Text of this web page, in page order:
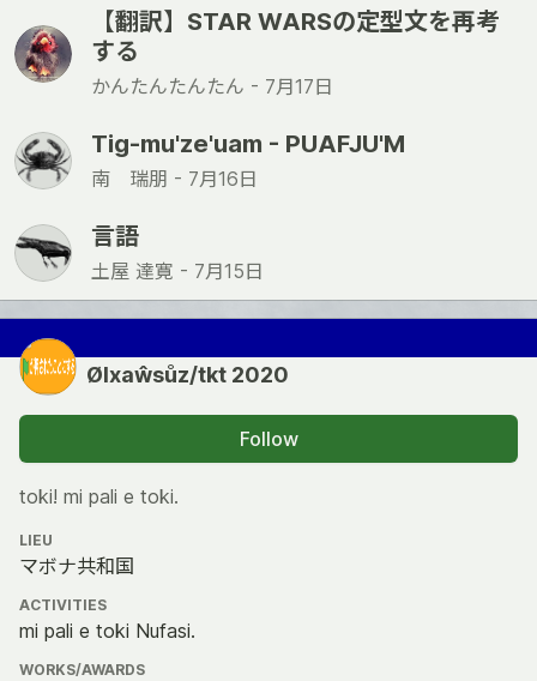
【翻訳】STAR WARSの定型文を再考
する
かんたんたんたん - 7月17日
Тig-mu'ze'uam - PUAFJU'M
南 瑞朋 - 7月16日
言語
土屋 達寛 - 7月15日
Ølxaŵsůz/tkt 2020
Follow
toki! mi pali e toki.
LIEU
マボナ共和国
ACTIVITIES
mi pali e toki Nufasi.
WORKS/AWARDS